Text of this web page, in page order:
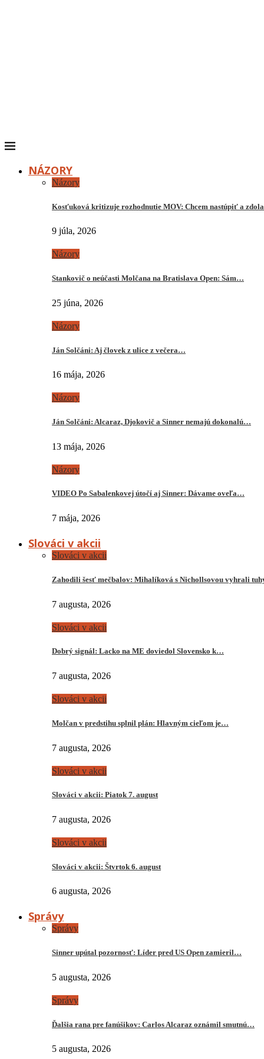
NÁZORY
Názory
Kosťuková kritizuje rozhodnutie MOV: Chcem nastúpiť a
9 júla, 2026
Názory
Stankovič o neúčasti Molčana na Bratislava Open: Sám…
25 júna, 2026
Názory
Ján Solčáni: Aj človek z ulice z večera…
16 mája, 2026
Názory
Ján Solčáni: Alcaraz, Djokovič a Sinner nemajú dokonalú…
13 mája, 2026
Názory
VIDEO Po Sabalenkovej útočí aj Sinner: Dávame oveľa…
7 mája, 2026
Slováci v akcii
Slováci v akcii
Zahodili šesť mečbalov: Mihalíková s Nichollsovou vyhrali
7 augusta, 2026
Slováci v akcii
Dobrý signál: Lacko na ME doviedol Slovensko k…
7 augusta, 2026
Slováci v akcii
Molčan v predstihu splnil plán: Hlavným cieľom je…
7 augusta, 2026
Slováci v akcii
Slováci v akcii: Piatok 7. august
7 augusta, 2026
Slováci v akcii
Slováci v akcii: Štvrtok 6. august
6 augusta, 2026
Správy
Správy
Sinner upútal pozornosť: Líder pred US Open zamieril…
5 augusta, 2026
Správy
Ďalšia rana pre fanúšikov: Carlos Alcaraz oznámil smutnú…
5 augusta, 2026